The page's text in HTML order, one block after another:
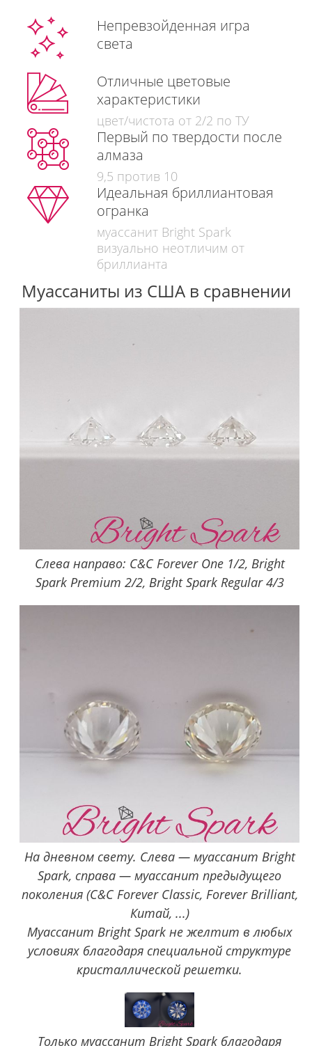
Непревзойденная игра
света
Отличные цветовые
характеристики
цвет/чистота от 2/2 по ТУ
Первый по твердости после
алмаза
9,5 против 10
Идеальная бриллиантовая
огранка
муассанит Bright Spark
визуально неотличим от
бриллианта
Муассаниты из США в сравнении
Слева направо: C&C Forever One 1/2, Bright
Spark Premium 2/2, Bright Spark Regular 4/3
На дневном свету. Слева — муассанит Bright
Spark, справа — муассанит предыдущего
поколения (C&C Forever Classic, Forever Brilliant,
Китай, ...)
Муассанит Bright Spark не желтит в любых
условиях благодаря специальной структуре
кристаллической решетки.
Только муассанит Bright Spark благодаря